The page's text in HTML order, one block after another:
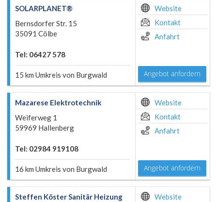
SOLARPLANET®
Bernsdorfer Str. 15
35091 Cölbe
Tel: 06427 578
15 km Umkreis von Burgwald
Website
Kontakt
Anfahrt
Angebot anfordern
Mazarese Elektrotechnik
Weiferweg 1
59969 Hallenberg
Tel: 02984 919108
16 km Umkreis von Burgwald
Website
Kontakt
Anfahrt
Angebot anfordern
Steffen Köster Sanitär Heizung
Website